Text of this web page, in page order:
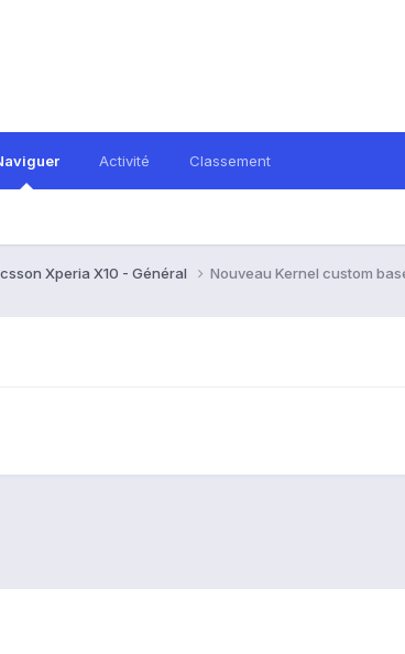
Activité Classement
Xperia X10 - Général Nouveau Kernel custom